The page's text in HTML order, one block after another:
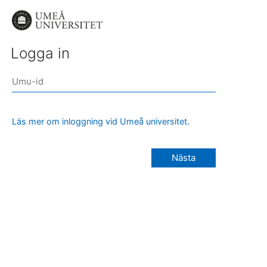
Logga in
Läs mer om inloggning vid Umeå universitet.
Nästa